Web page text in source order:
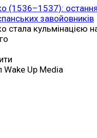
(1536–1537):
завойовників
стала кульмінацією
Up Media